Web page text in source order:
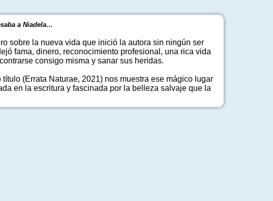
a Niadela…
sobre la nueva vida que inició la autora sin ningún ser
fama, dinero, reconocimiento profesional, una rica vida
consigo misma y sanar sus heridas.
(Errata Naturae, 2021) nos muestra ese mágico lugar
en la escritura y fascinada por la belleza salvaje que la